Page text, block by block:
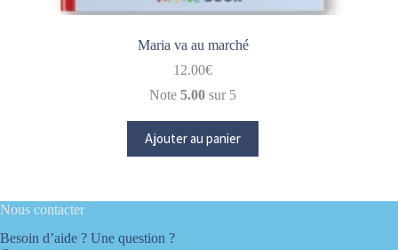
Maria va au marché
12.00€
Note5.00 sur 5
Ajouter au panier
Nous contacter
Besoin d’aide ? Une question ?